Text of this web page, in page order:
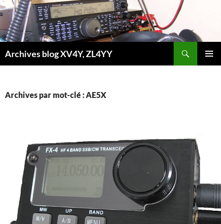
Aller
au
contenu
Archives blog XV4Y, ZL4YY
Archives par mot-clé : AE5X